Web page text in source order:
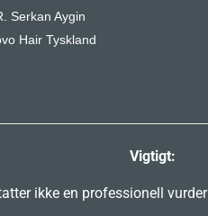
Serkan Aygin
Hair Tyskland
Vigtigt:
ikke en professionell